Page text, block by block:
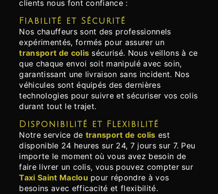
clients nous font confiance :
Fiabilité et Sécurité
Nos chauffeurs sont des professionnels
expérimentés, formés pour assurer un
transport de colis sécurisé. Nous veillons à ce
que chaque envoi soit manipulé avec soin,
garantissant une livraison sans incident. Nos
véhicules sont équipés des dernières
technologies pour suivre et sécuriser vos colis
durant tout le trajet.
Disponibilité et Flexibilité
Notre service de transport de colis est
disponible 24 heures sur 24, 7 jours sur 7. Peu
importe le moment où vous avez besoin de
faire livrer un colis, vous pouvez compter sur
Taxi Saint Maclou pour répondre à vos
besoins avec efficacité et flexibilité.